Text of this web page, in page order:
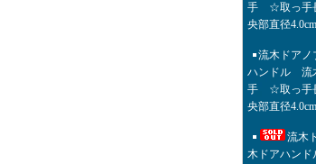
手 ☆取っ手
央部直径4.0cm
流木ドア
ハンドル 流
手 ☆取っ手
央部直径4.0cm
流木
木ドアハン